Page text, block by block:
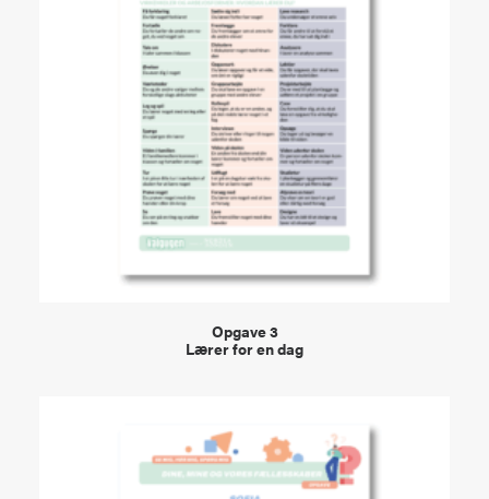
Opgave 3
Lærer for en dag